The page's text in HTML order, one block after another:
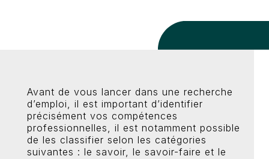
Avant de vous lancer dans une recherche
d’emploi, il est important d’identifier
précisément vos compétences
professionnelles, il est notamment possible
de les classifier selon les catégories
suivantes : le savoir, le savoir-faire et le